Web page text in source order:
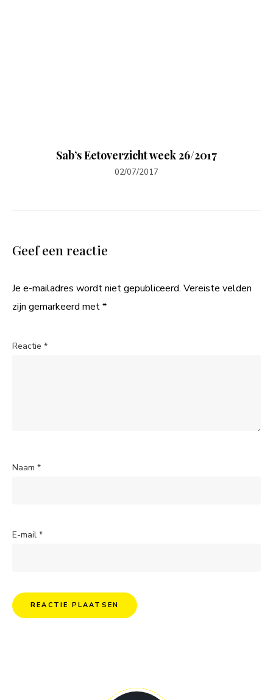
Sab’s Eetoverzicht week 26/2017
02/07/2017
Geef een reactie
Je e-mailadres wordt niet gepubliceerd. Vereiste velden
zijn gemarkeerd met*
Reactie *
Naam *
E-mail *